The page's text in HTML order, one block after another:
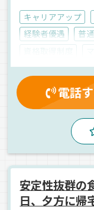
キャリアアップ
経験者優遇
普
健康保険
雇用
労災保険
能率
制服・作業着貸与
早朝
ルー
冷蔵・冷凍車
電話
安定性抜群の
日、夕方に帰